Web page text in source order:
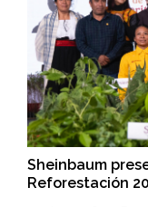
Sheinbaum
Reforestación